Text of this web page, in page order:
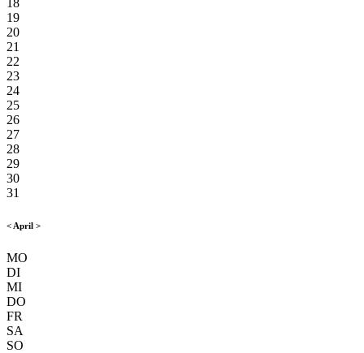
19
20
21
22
23
24
25
26
27
28
29
30
31
< April >
MO
DI
MI
DO
FR
SA
SO